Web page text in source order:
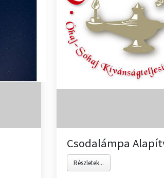
Csodalámpa
Részletek...